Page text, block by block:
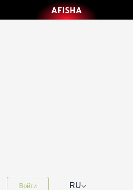
Войти RU⌵